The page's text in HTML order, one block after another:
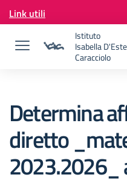
Vai ai contenuti
Vai al menu di
Link utili
Istituto
Isabella D'Este
Caracciolo
Determina
diretto
2023.2026_